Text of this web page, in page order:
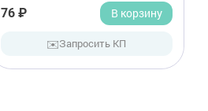
76 ₽ В корзину
✉️Запросить КП